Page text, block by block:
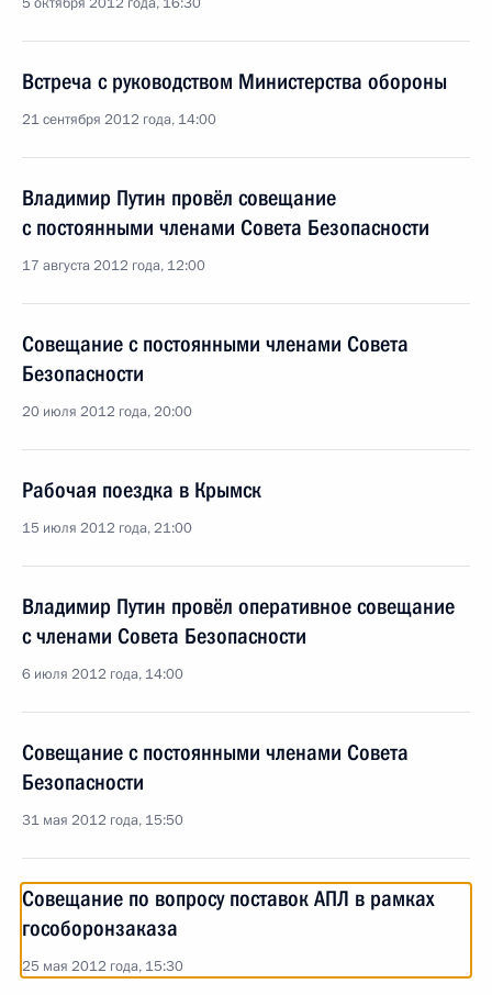
Встреча с руководством Министерства обороны
21 сентября 2012 года, 14:00
Владимир Путин провёл совещание
с постоянными членами Совета Безопасности
17 августа 2012 года, 12:00
Совещание с постоянными членами Совета
Безопасности
20 июля 2012 года, 20:00
Рабочая поездка в Крымск
15 июля 2012 года, 21:00
Владимир Путин провёл оперативное совещание
с членами Совета Безопасности
6 июля 2012 года, 14:00
Совещание с постоянными членами Совета
Безопасности
31 мая 2012 года, 15:50
Совещание по вопросу поставок АПЛ в рамках
гособоронзаказа
25 мая 2012 года, 15:30